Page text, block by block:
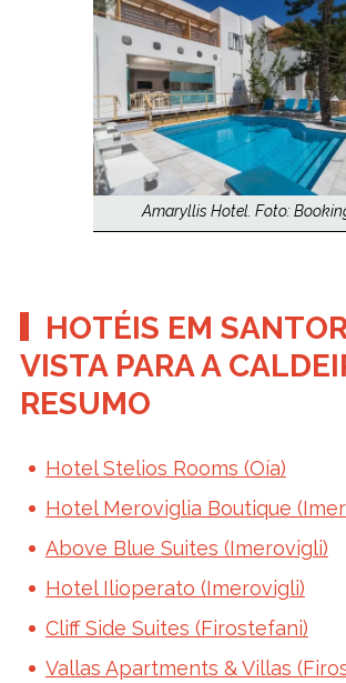
Amaryllis Hotel. Foto:
HOTÉIS EM
VISTA PARA A
RESUMO
Hotel Stelios Rooms (Oía)
Hotel Meroviglia Boutique
Above Blue Suites (Imerovigli)
Hotel Ilioperato (Imerovigli)
Cliff Side Suites (Firostefani)
Vallas Apartments & Villas